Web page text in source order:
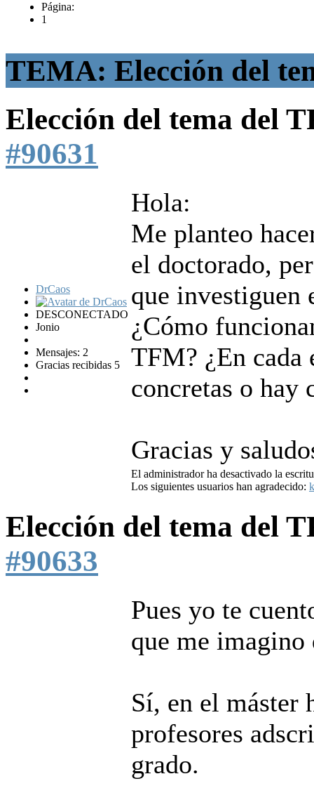
Página:
1
TEMA: Elección del
Elección del tema del
#90631
DrCaos
DESCONECTADO
Jonio
Mensajes: 2
Gracias recibidas 5
Hola:
Me planteo
el doctorado,
que investiguen
¿Cómo
TFM? ¿En cada
concretas o hay
Gracias y
El administrador ha desactivado la
Los siguientes usuarios han agradecido:
Elección del tema del
#90633
Pues yo te
que me imagino
Sí, en el máster
profesores
grado.